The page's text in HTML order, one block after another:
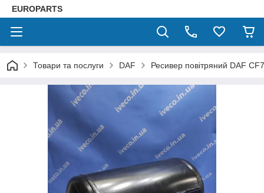
EUROPARTS
Товари та послуги DAF Ресивер повітряний DAF